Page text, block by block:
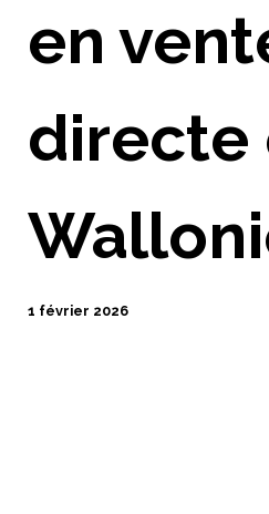
en
directe
1 février 2026